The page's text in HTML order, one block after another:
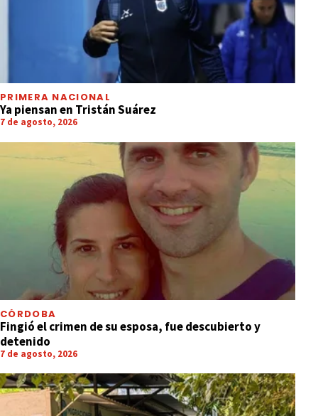
PRIMERA NACIONAL
Ya piensan en Tristán Suárez
7 de agosto, 2026
CÓRDOBA
Fingió el crimen de su esposa, fue descubierto y
detenido
7 de agosto, 2026